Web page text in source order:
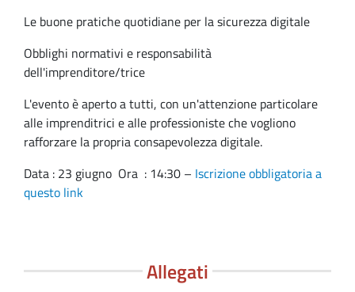
Le buone pratiche quotidiane per la sicurezza digitale
Obblighi normativi e responsabilità
dell'imprenditore/trice
L'evento è aperto a tutti, con un'attenzione particolare
alle imprenditrici e alle professioniste che vogliono
rafforzare la propria consapevolezza digitale.
Data : 23 giugno Ora : 14:30 – Iscrizione obbligatoria a
questo link
Allegati